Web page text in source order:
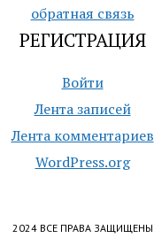
обратная связь
РЕГИСТРАЦИЯ
Войти
Лента записей
Лента комментариев
WordPress.org
2024 ВСЕ ПРАВА ЗАЩИЩЕНЫ